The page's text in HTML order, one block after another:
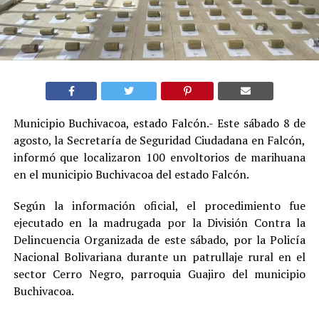
Municipio Buchivacoa, estado Falcón.- Este sábado 8 de
agosto, la Secretaría de Seguridad Ciudadana en Falcón,
informó que localizaron 100 envoltorios de marihuana
en el municipio Buchivacoa del estado Falcón.
Según la información oficial, el procedimiento fue
ejecutado en la madrugada por la División Contra la
Delincuencia Organizada de este sábado, por la Policía
Nacional Bolivariana durante un patrullaje rural en el
sector Cerro Negro, parroquia Guajiro del municipio
Buchivacoa.